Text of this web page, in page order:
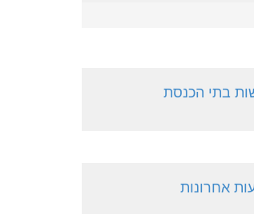
בתי הכנסת
אחרונות